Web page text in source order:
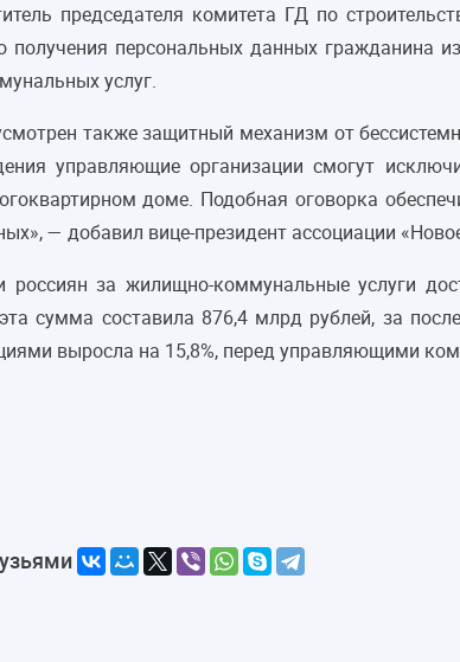
председателя комитета ГД по
получения персональных данных
услуг.
также защитный механизм от
управляющие организации смогут
доме. Подобная оговорка
— добавил вице-президент ассоциации
за жилищно-коммунальные услуги
сумма составила 876,4 млрд рублей, за
выросла на 15,8%, перед управляющими